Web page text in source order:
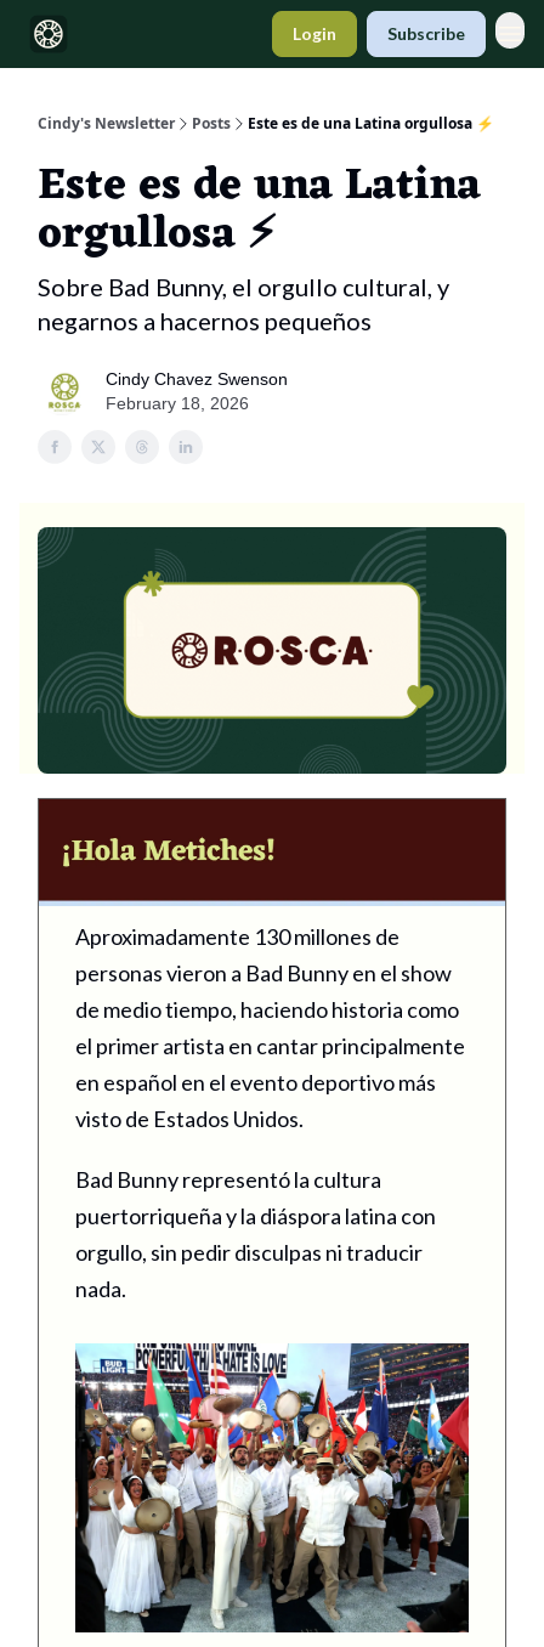
Login Subscribe
Cindy's Newsletter Posts Este es de una Latina orgullosa ⚡
Este es de una Latina
orgullosa ⚡
Sobre Bad Bunny, el orgullo cultural, y
negarnos a hacernos pequeños
Cindy Chavez Swenson
February 18, 2026
Aproximadamente 130 millones de
personas vieron a Bad Bunny en el show
de medio tiempo, haciendo historia como
el primer artista en cantar principalmente
en español en el evento deportivo más
visto de Estados Unidos.
Bad Bunny representó la cultura
puertorriqueña y la diáspora latina con
orgullo, sin pedir disculpas ni traducir
nada.